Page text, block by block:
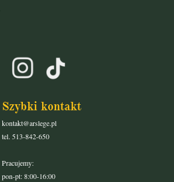
Szybki kontakt
kontakt@arslege.pl
tel. 513-842-650
Pracujemy:
pon-pt: 8:00-16:00